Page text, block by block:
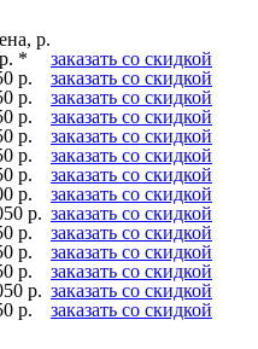
р.
*
заказать со скидкой
р.
заказать со скидкой
р.
заказать со скидкой
р.
заказать со скидкой
р.
заказать со скидкой
р.
заказать со скидкой
р.
заказать со скидкой
р.
заказать со скидкой
р. заказать со скидкой
р.
заказать со скидкой
р.
заказать со скидкой
р.
заказать со скидкой
р. заказать со скидкой
р.
заказать со скидкой